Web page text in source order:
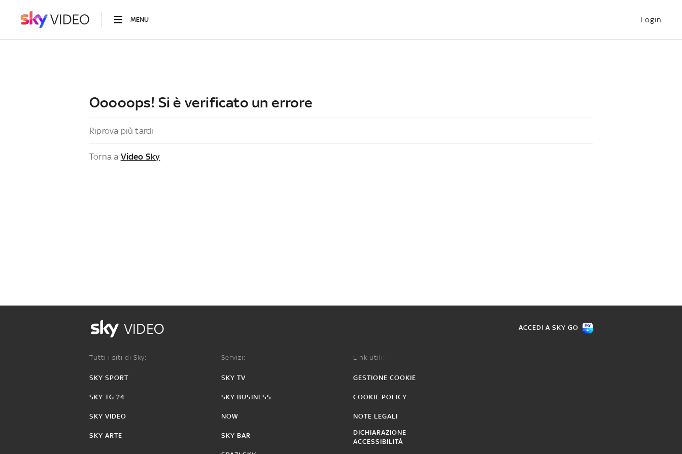
MENU Login
Ooooops! Si è verificato un errore
Riprova più tardi
Torna a Video Sky
VIDEO ACCEDI A SKY GO
Tutti i siti di Sky:
SKY SPORT
SKY TG 24
SKY VIDEO
SKY ARTE
Servizi:
SKY TV
SKY BUSINESS
NOW
SKY BAR
Link utili:
GESTIONE COOKIE
COOKIE POLICY
NOTE LEGALI
DICHIARAZIONE
ACCESSIBILITÀ